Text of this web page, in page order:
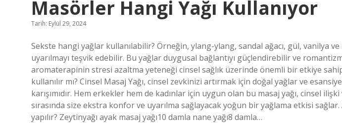
Masörler Hangi Yağı Kullanıyor
Tarih: Eylül 29, 2024
Sekste hangi yağlar kullanılabilir? Örneğin, ylang-ylang, sandal ağacı, gül, vanilya
uyarılmayı teşvik edebilir. Bu yağlar duygusal bağlantıyı güçlendirebilir ve
aromaterapinin stresi azaltma yeteneği cinsel sağlık üzerinde önemli bir etkiye
kullanılır mı? Cinsel Masaj Yağı, cinsel zevkinizi artırmak için doğal yağlar ve
karışımıdır. Hem erkekler hem de kadınlar için uygun olan bu masaj yağı, cinsel
sırasında size ekstra konfor ve uyarılma sağlayacak yoğun bir yağlama etkisi
yapılır? Zeytinyağı ayak masaj yağı10 damla nane yağı8 damla…